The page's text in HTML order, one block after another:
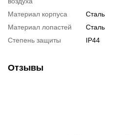
Материал корпуса
Сталь
Материал лопастей
Сталь
Степень защиты
IP44
Отзывы